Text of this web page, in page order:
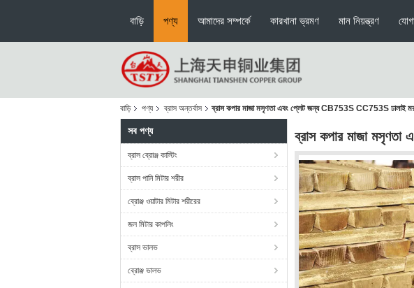
বাড়ি পণ্য আমাদের সম্পর্কে কারখানা ভ্রমণ মান নিয়ন্ত্রণ
বাড়ি পণ্য ব্রাস অন্তর্বাস ব্রাস কপার মাজা মসৃণতা এবং প্লেট জন্য CB753S CC753S ঢালাই
সব পণ্য
ব্রাস ব্রোঞ্জ কাস্টিং
ব্রাস পানি মিটার শরীর
ব্রোঞ্জ ওয়াটার মিটার শরীরের
জল মিটার কাপলিং
ব্রাস ভালভ
ব্রোঞ্জ ভালভ
ব্রাস কপার মাজা